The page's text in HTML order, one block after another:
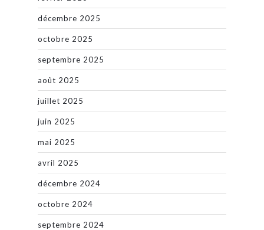
décembre 2025
octobre 2025
septembre 2025
août 2025
juillet 2025
juin 2025
mai 2025
avril 2025
décembre 2024
octobre 2024
septembre 2024